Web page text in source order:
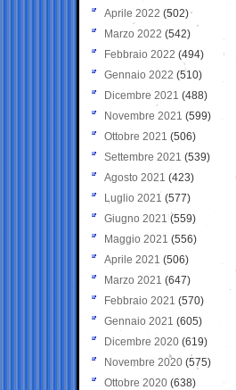
Aprile 2022 (502)
Marzo 2022 (542)
Febbraio 2022 (494)
Gennaio 2022 (510)
Dicembre 2021 (488)
Novembre 2021 (599)
Ottobre 2021 (506)
Settembre 2021 (539)
Agosto 2021 (423)
Luglio 2021 (577)
Giugno 2021(559)
Maggio 2021 (556)
Aprile 2021 (506)
Marzo 2021 (647)
Febbraio 2021 (570)
Gennaio 2021 (605)
Dicembre 2020 (619)
Novembre 2020 (575)
Ottobre 2020 (638)